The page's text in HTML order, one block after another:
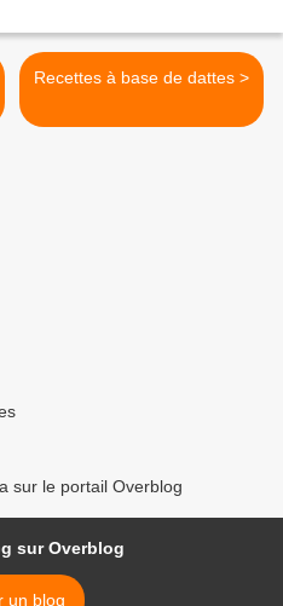
Recettes à base de dattes >
sur le portail Overblog
sur Overblog
un blog